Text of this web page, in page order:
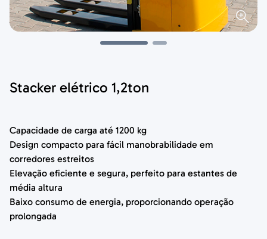
Stacker elétrico 1,2ton
Capacidade de carga até 1200 kg
Design compacto para fácil manobrabilidade em
corredores estreitos
Elevação eficiente e segura, perfeito para estantes de
média altura
Baixo consumo de energia, proporcionando operação
prolongada